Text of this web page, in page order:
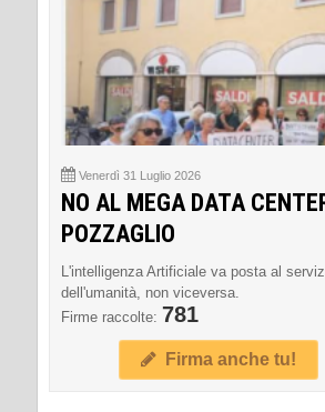
Venerdì 31 Luglio 2026
NO AL MEGA DATA
POZZAGLIO
L'intelligenza Artificiale va posta al
dell'umanità, non viceversa.
Firme raccolte: 781
Firma anche tu!